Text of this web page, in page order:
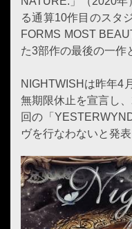
る通算10作目のスタ
FORMS MOST
た3部作の最後の一作
NIGHTWISHは昨年4
無期限休止を宣言し
回の「
ヴを行なわないと発表